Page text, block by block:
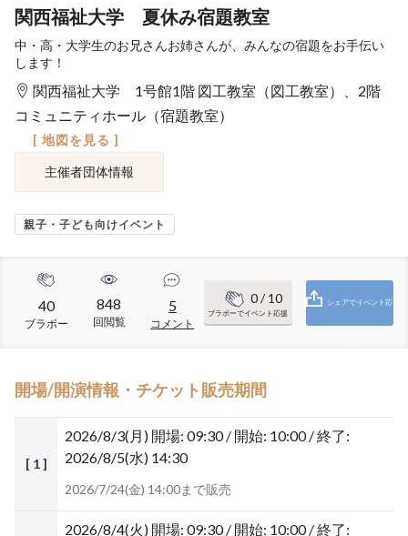
関西福祉大学 夏休み宿題教室
中・高・大学生のお兄さんお姉さんが、みんなの宿題をお手伝い
します！
関西福祉大学 1号館1階 図工教室（図工教室）、2階
コミュニティホール（宿題教室）
[ 地図を見る ]
主催者団体情報
親子・子ども向けイベント
40
ブラボー
848
回閲覧
5
コメント
0/ 10
ブラボーでイベント応援
シェアでイベント応
開場/開演情報・チケット販売期間
[ 1 ]
2026/8/3(月) 開場: 09:30 / 開始: 10:00 / 終了:
2026/8/5(水) 14:30
2026/7/24(金) 14:00まで販売
2026/8/4(火) 開場: 09:30 / 開始: 10:00 / 終了: